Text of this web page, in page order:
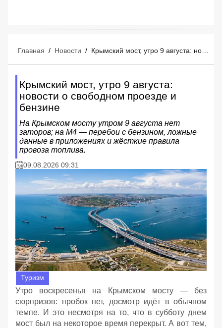
Главная / Новости /
Крымский мост, утро 9 августа:
новости о свободном проезде и
бензине
На Крымском мосту утром 9 августа нет
заторов; на М4 — перебои с бензином, ложные
данные в приложениях и жёсткие правила
провоза топлива.
09.08.2026 09:31
Туризм
Утро воскресенья на Крымском мосту — без
сюрпризов: пробок нет, досмотр идёт в обычном
темпе. И это несмотря на то, что в субботу днем
мост был на некоторое время перекрыт. А вот тем,